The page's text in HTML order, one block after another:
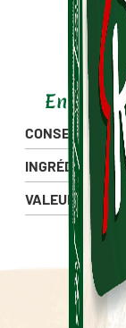
En
CONSEIL DE
INGRÉDIENTS
VALEURS
Énergie
Matières
dont Acides Gras